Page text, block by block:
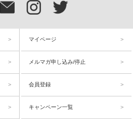
マイページ
メルマガ申し込み/停止
会員登録
キャンペーン一覧